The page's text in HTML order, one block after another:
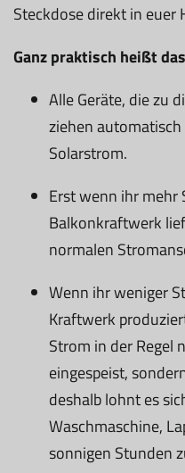
Steckdose direkt in euer
Ganz praktisch heißt
Alle Geräte, die zu
ziehen
Solarstrom.
Erst wenn ihr mehr
Balkonkraftwerk
normalen
Wenn ihr weniger
Kraftwerk
Strom in der Regel
eingespeist,
deshalb lohnt es
Waschmaschine,
sonnigen Stunden